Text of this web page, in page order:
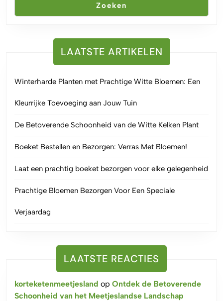
Zoeken
LAATSTE ARTIKELEN
Winterharde Planten met Prachtige Witte Bloemen: Een
Kleurrijke Toevoeging aan Jouw Tuin
De Betoverende Schoonheid van de Witte Kelken Plant
Boeket Bestellen en Bezorgen: Verras Met Bloemen!
Laat een prachtig boeket bezorgen voor elke gelegenheid
Prachtige Bloemen Bezorgen Voor Een Speciale
Verjaardag
LAATSTE REACTIES
korteketenmeetjesland op Ontdek de Betoverende
Schoonheid van het Meetjeslandse Landschap